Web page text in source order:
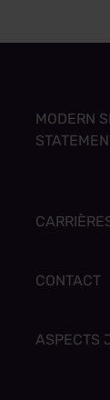
MODERN
CONTACT
ASPECTS